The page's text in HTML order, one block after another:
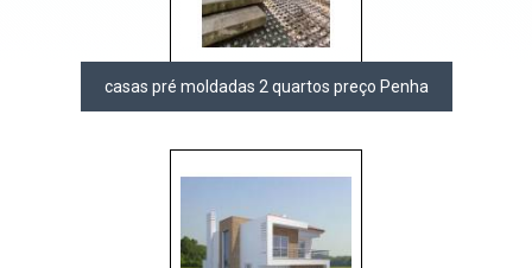
casas pré moldadas 2 quartos preço Penha